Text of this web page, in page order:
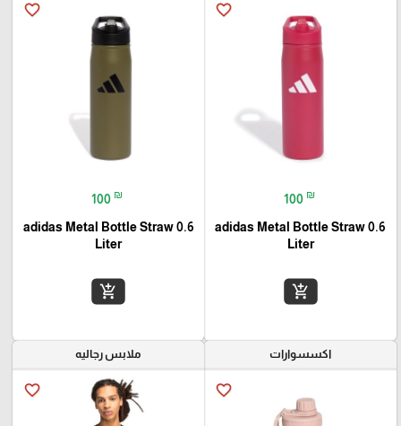
favorite_border
100 ₪
adidas Metal Bottle Straw 0.6
Liter
add_shopping_cart
favorite_border
100 ₪
adidas Metal Bottle Straw 0.6
Liter
add_shopping_cart
اكسسوارات
favorite_border
ملابس رجاليه
favorite_border